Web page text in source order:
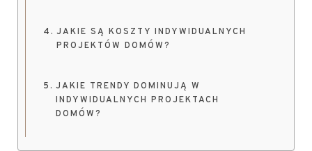
JAKIE SĄ KOSZTY INDYWIDUALNYCH
PROJEKTÓW DOMÓW?
JAKIE TRENDY DOMINUJĄ W
INDYWIDUALNYCH PROJEKTACH
DOMÓW?